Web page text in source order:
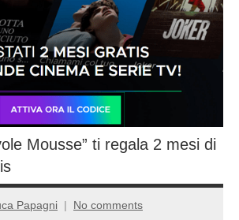
Mousse” ti regala 2 mesi di
Papagni No comments